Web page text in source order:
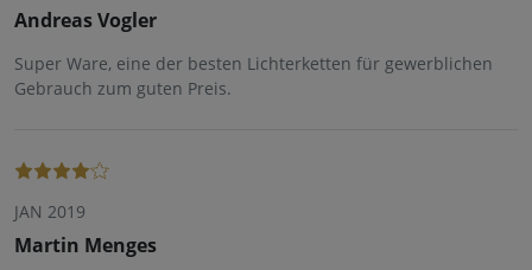
Andreas Vogler
Super Ware, eine der besten Lichterketten für gewerblichen
Gebrauch zum guten Preis.
JAN 2019
Martin Menges